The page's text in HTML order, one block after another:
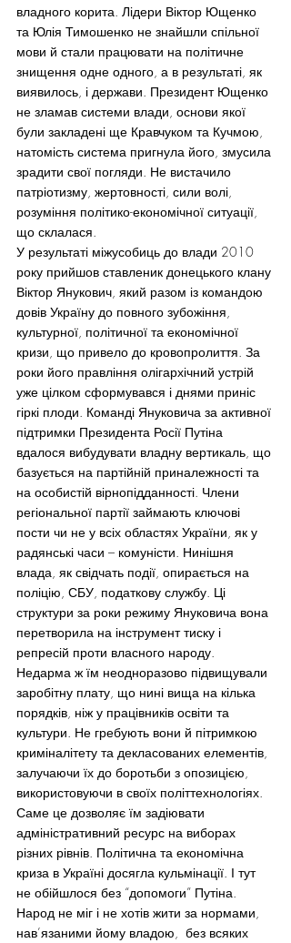
владного корита. Лідери Віктор Ющенко
та Юлія Тимошенко не знайшли спільної
мови й стали працювати на політичне
знищення одне одного, а в результаті, як
виявилось, і держави. Президент Ющенко
не зламав системи влади, основи якої
були закладені ще Кравчуком та Кучмою,
натомість система пригнула його, змусила
зрадити свої погляди. Не вистачило
патріотизму, жертовності, сили волі,
розуміння політико-економічної ситуації,
що склалася.
У результаті міжусобиць до влади 2010
року прийшов ставленик донецького клану
Віктор Янукович, який разом із командою
довів Україну до повного зубожіння,
культурної, політичної та економічної
кризи, що привело до кровопролиття. За
роки його правління олігархічний устрій
уже цілком сформувався і днями приніс
гіркі плоди. Команді Януковича за активної
підтримки Президента Росії Путіна
вдалося вибудувати владну вертикаль, що
базується на партійній приналежності та
на особистій вірнопідданності. Члени
регіональної партії займають ключові
пости чи не у всіх областях України, як у
радянські часи – комуністи. Нинішня
влада, як свідчать події, опирається на
поліцію, СБУ, податкову службу. Ці
структури за роки режиму Януковича вона
перетворила на інструмент тиску і
репресій проти власного народу.
Недарма ж їм неодноразово підвищували
заробітну плату, що нині вища на кілька
порядків, ніж у працівників освіти та
культури. Не гребують вони й пітримкою
криміналітету та декласованих елементів,
залучаючи їх до боротьби з опозицією,
використовуючи в своїх політтехнологіях.
Саме це дозволяє їм задіювати
адміністративний ресурс на виборах
різних рівнів. Політична та економічна
криза в Україні досягла кульмінації. І тут
не обійшлося без “допомоги” Путіна.
Народ не міг і не хотів жити за нормами,
нав’язаними йому владою,  без всяких